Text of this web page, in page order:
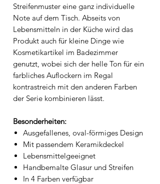
Streifenmuster eine ganz individuelle
Note auf dem Tisch. Abseits von
Lebensmitteln in der Küche wird das
Produkt auch für kleine Dinge wie
Kosmetikartikel im Badezimmer
genutzt, wobei sich der helle Ton für ein
farbliches Auflockern im Regal
kontrastreich mit den anderen Farben
der Serie kombinieren lässt.
Besonderheiten:
Ausgefallenes, oval-förmiges Design
Mit passendem Keramikdeckel
Lebensmittelgeeignet
Handbemalte Glasur und Streifen
In 4 Farben verfügbar